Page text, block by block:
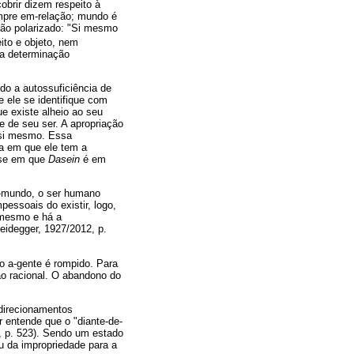
dizem respeito à
em-relação; mundo é
polarizado: "Si mesmo
e objeto, nem
determinação
a autossuficiência de
ele se identifique com
existe alheio ao seu
de seu ser. A apropriação
mesmo. Essa
em que ele tem a
em que Dasein é em
o ser humano
do existir, logo,
e há a
1927/2012, p.
a-gente é rompido. Para
racional. O abandono do
que o "diante-de-
p. 523). Sendo um estado
impropriedade para a